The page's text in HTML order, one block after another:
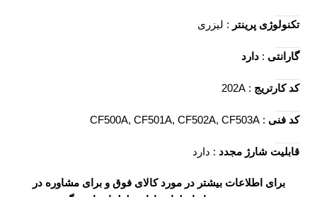
تکنولوژی پرینتر : لیزری
گارانتی : دارد
کد کارتریج : 202A
کد فنی : CF500A, CF501A, CF502A, CF503A
قابلیت شارژ مجدد : دارد
برای اطلاعات بیشتر در مورد کالای فوق و برای مشاوره در